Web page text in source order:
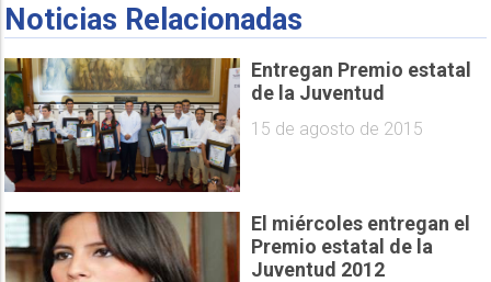
Noticias Relacionadas
Entregan Premio estatal
de la Juventud
15 de agosto de 2015
El miércoles entregan el
Premio estatal de la
Juventud 2012